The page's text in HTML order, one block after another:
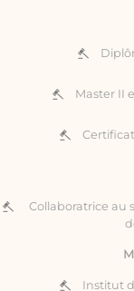
Master II
Collaboratrice au
Institut